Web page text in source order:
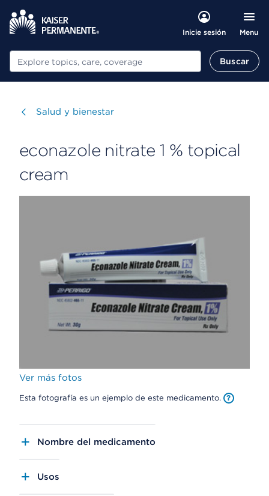
Inicie sesión Menu
Buscar Buscar
Visitar
Salud y bienestar
econazole nitrate 1 % topical
cream
Ver más fotos
Esta fotografía es un ejemplo de este medicamento.
Nombre del medicamento
Usos